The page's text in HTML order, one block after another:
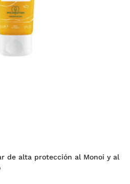
de alta protección al Monoi y al